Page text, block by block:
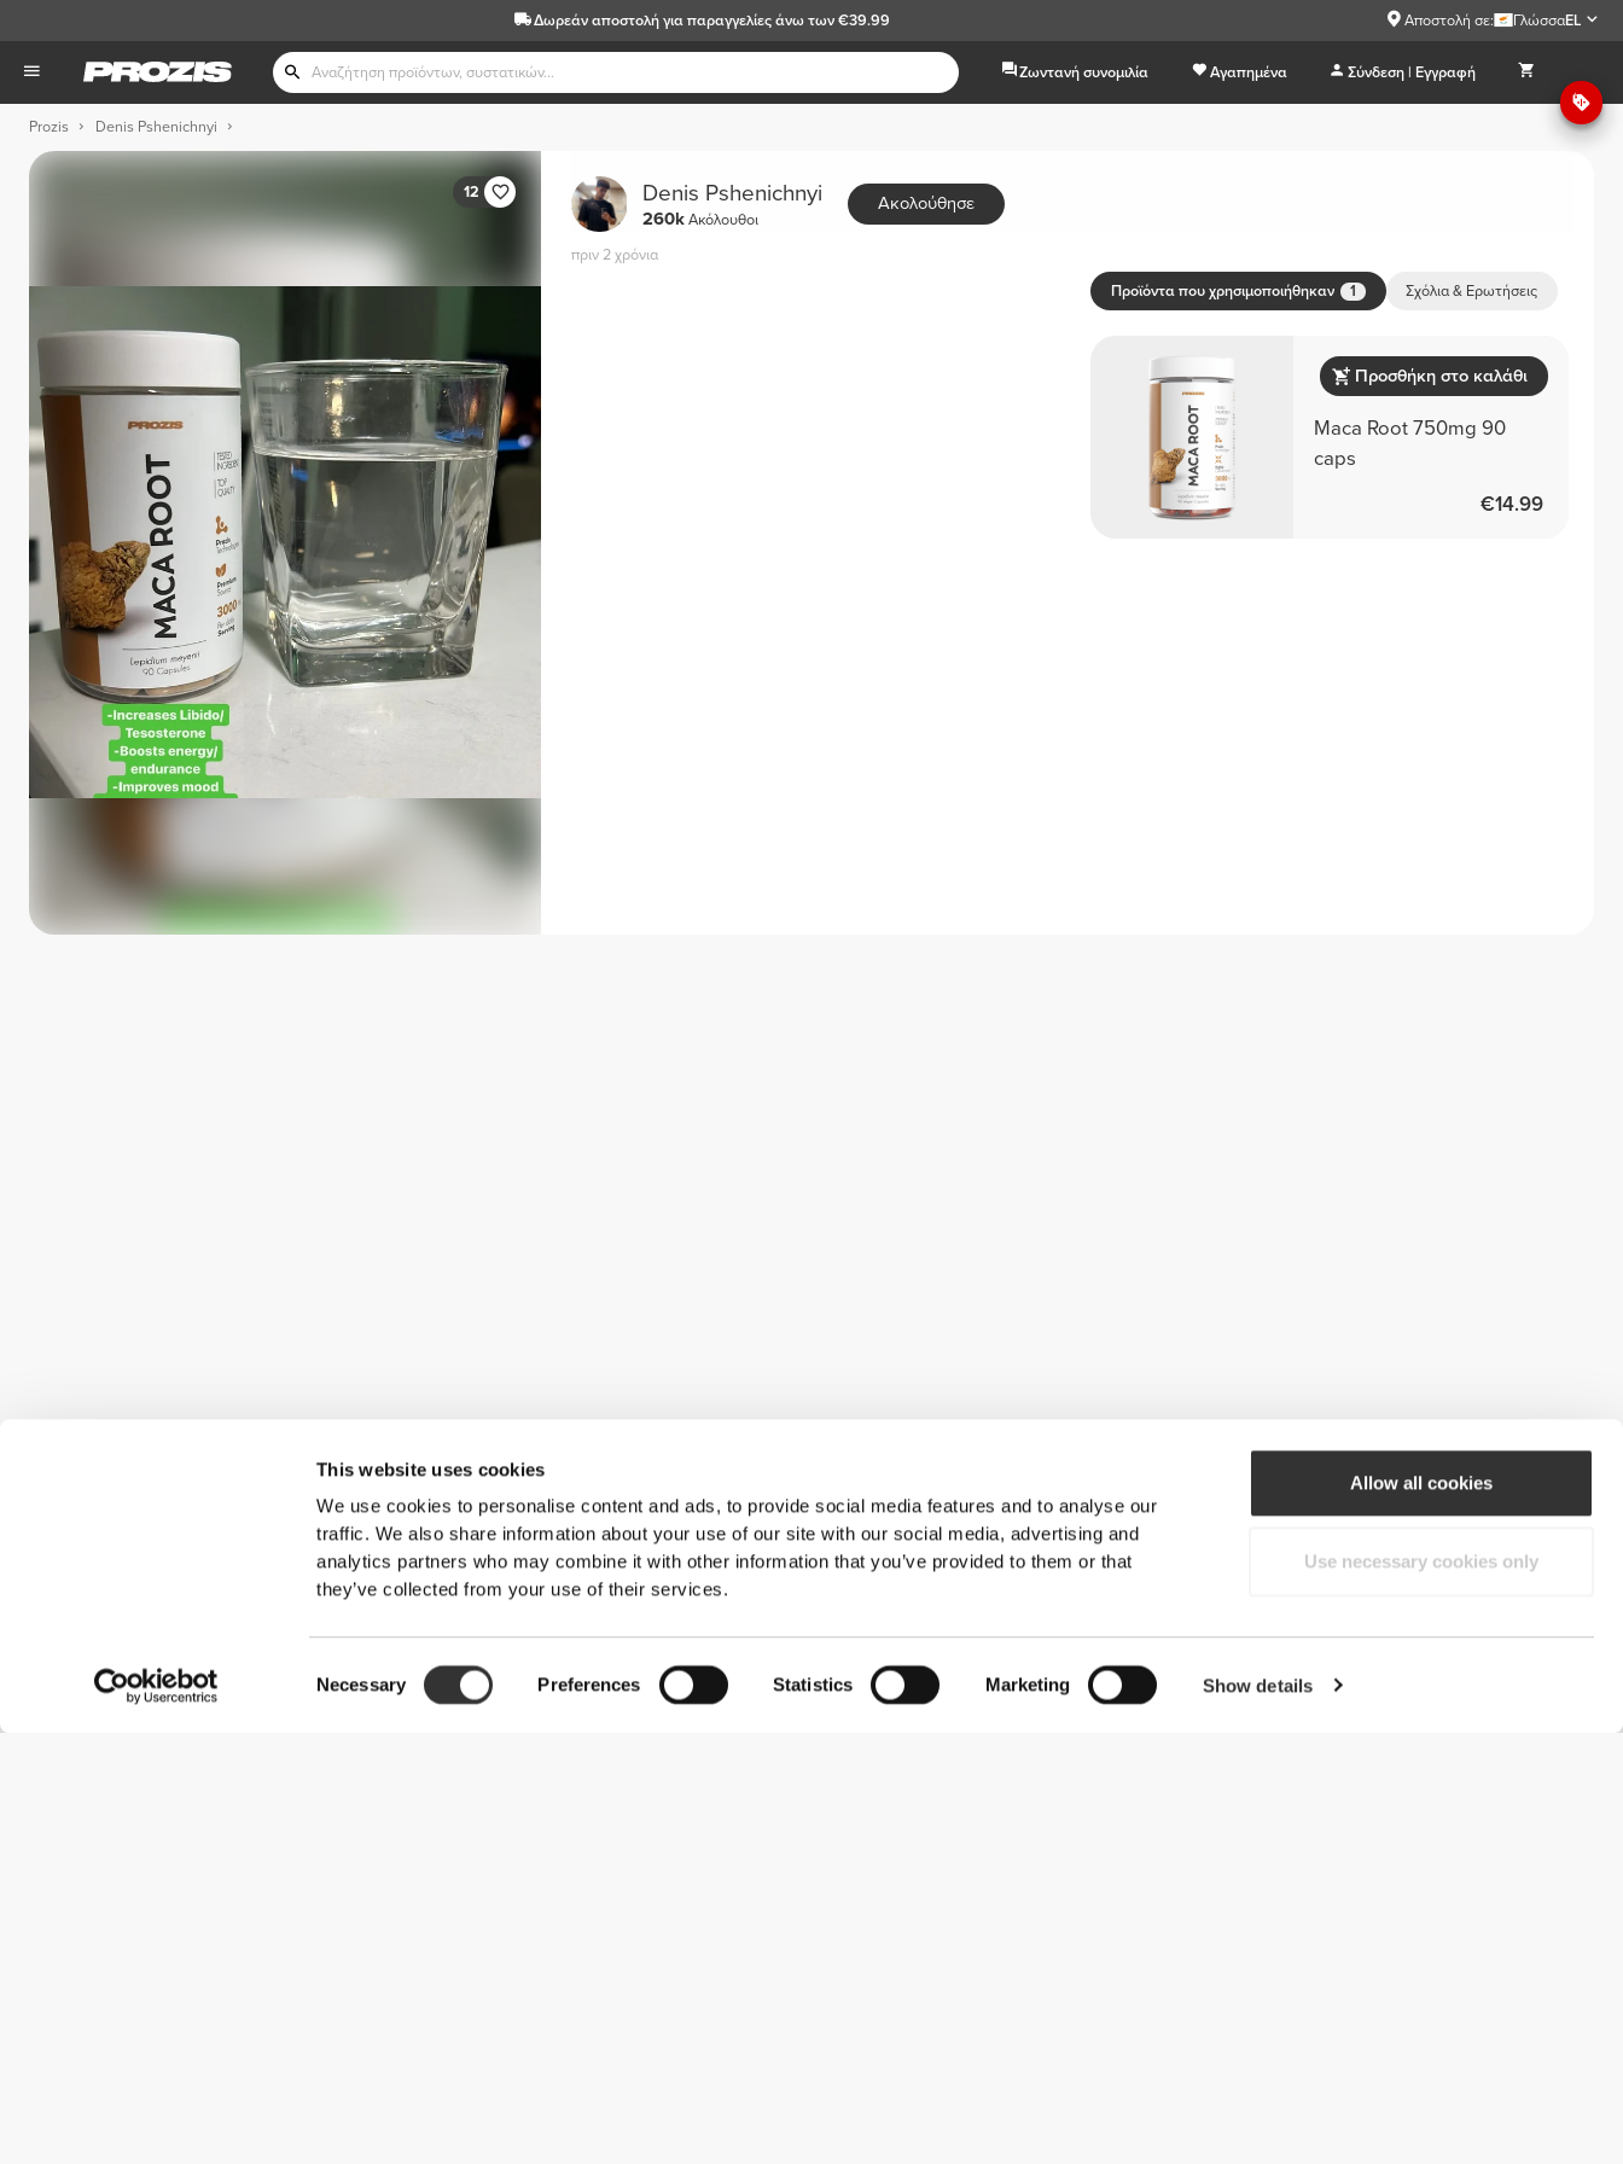
This website uses cookies
We use cookies to personalise content and ads, to provide social media features and to analyse our
traffic. We also share information about your use of our site with our social media, advertising and
analytics partners who may combine it with other information that you’ve provided to them or that
they’ve collected from your use of their services.
Selection
Necessary Preferences Statistics Marketing Show details
Allow all cookies
Use necessary cookies only
Δωρεάν αποστολήγια παραγγελίες άνω των €39.99 Αποστολή σε: ΓλώσσαEL
Ζωντανή συνομιλία Αγαπημένα Σύνδεση | Εγγραφή
Prozis Denis Pshenichnyi
12 Denis Pshenichnyi
260kΑκόλουθοι
Ακολούθησε
πριν 2 χρόνια
Προϊόντα που χρησιμοποιήθηκαν
1 Σχόλια & Ερωτήσεις
Προσθήκη στο καλάθι
Maca Root 750mg 90
caps
€14.99